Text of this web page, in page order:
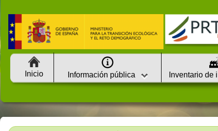
Inicio Información pública Inventario de